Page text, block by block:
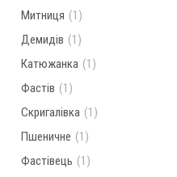
Митниця (1)
Демидів (1)
Катюжанка (1)
Фастів (1)
Скригалівка (1)
Пшеничне (1)
Фастівець (1)